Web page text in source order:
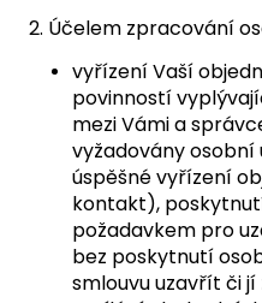
2. Účelem zpracování
vyřízení Vaší
povinností
mezi Vámi a
vyžadovány osobní
úspěšné vyřízení
kontakt),
požadavkem pro
bez poskytnutí
smlouvu uzavřít či